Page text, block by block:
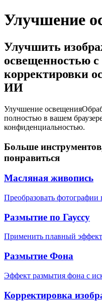
Улучшение
Улучшить
освещенностью
корректировки
ИИ
Улучшение освещения
полностью в вашем
конфиденциальностью.
Больше
понравиться
Масляная живопись
Преобразовать
Размытие по Гауссу
Применить плавный
Размытие Фона
Эффект размытия фона с
Корректировка